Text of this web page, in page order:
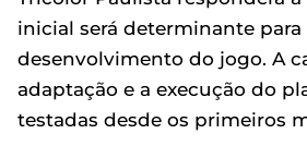
inicial será determinante para
desenvolvimento do jogo. A
adaptação e a execução do
testadas desde os primeiros